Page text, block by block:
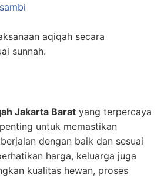
aqiqah secara
sunnah.
Jakarta Barat yang terpercaya
untuk memastikan
dengan baik dan sesuai
harga, keluarga juga
kualitas hewan, proses